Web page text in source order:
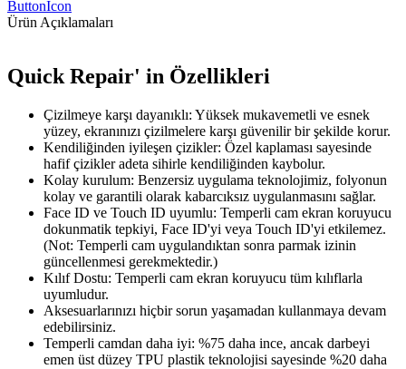
ButtonIcon
Ürün Açıklamaları
Quick Repair' in Özellikleri
Çizilmeye karşı dayanıklı: Yüksek mukavemetli ve esnek
yüzey, ekranınızı çizilmelere karşı güvenilir bir şekilde korur.
Kendiliğinden iyileşen çizikler: Özel kaplaması sayesinde
hafif çizikler adeta sihirle kendiliğinden kaybolur.
Kolay kurulum: Benzersiz uygulama teknolojimiz, folyonun
kolay ve garantili olarak kabarcıksız uygulanmasını sağlar.
Face ID ve Touch ID uyumlu: Temperli cam ekran koruyucu
dokunmatik tepkiyi, Face ID'yi veya Touch ID'yi etkilemez.
(Not: Temperli cam uygulandıktan sonra parmak izinin
güncellenmesi gerekmektedir.)
Kılıf Dostu: Temperli cam ekran koruyucu tüm kılıflarla
uyumludur.
Aksesuarlarınızı hiçbir sorun yaşamadan kullanmaya devam
edebilirsiniz.
Temperli camdan daha iyi: %75 daha ince, ancak darbeyi
emen üst düzey TPU plastik teknolojisi sayesinde %20 daha